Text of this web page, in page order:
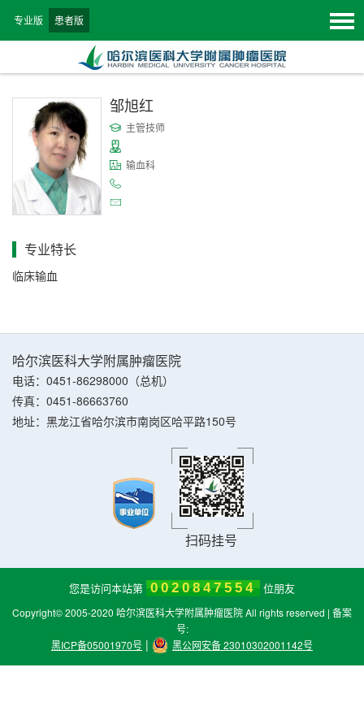
专业版 患者版
邹旭红
主管技师
输血科
专业特长
临床输血
哈尔滨医科大学附属肿瘤医院
电话：0451-86298000（总机）
传真：0451-86663760
地址：黑龙江省哈尔滨市南岗区哈平路150号
扫码挂号
您是访问本站第 0020847554 位朋友
Copyright© 2005-2020 哈尔滨医科大学附属肿瘤医院 All rights reserved | 备案
号:
黑ICP备05001970号 | 黑公网安备 23010302001142号